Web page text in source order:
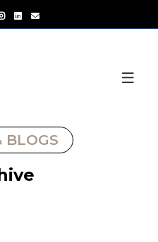
BLOGS